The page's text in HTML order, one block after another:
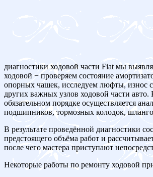
диагностики ходовой части Fiat мы
ходовой − проверяем состояние
опорных чашек, исследуем люфты, износ
других важных узлов ходовой части авто.
обязательном порядке осуществляется
подшипников, тормозных колодок,
В результате проведённой диагностики
предстоящего объёма работ и
после чего мастера приступают
Некоторые работы по ремонту ходовой